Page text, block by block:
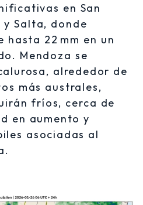
en San
y Salta, donde
hasta 22 mm en un
Mendoza se
alrededor de
más australes,
fríos, cerca de
en aumento y
asociadas al